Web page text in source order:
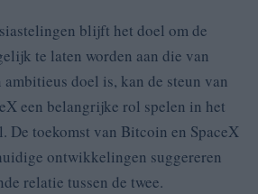
blijft het doel om de
te laten worden aan die van
doel is, kan de steun van
een belangrijke rol spelen in het
De toekomst van Bitcoin en SpaceX
ontwikkelingen suggereren
relatie tussen de twee.